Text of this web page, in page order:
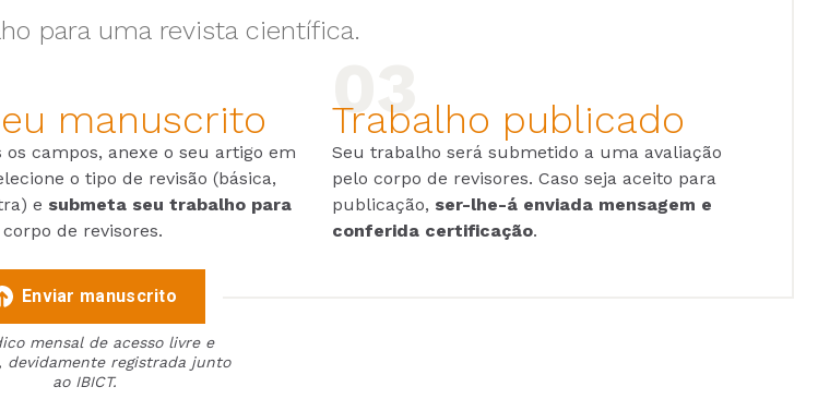
para uma revista científica.
manuscrito
os campos, anexe o seu artigo em
o tipo de revisão (básica,
e submeta seu trabalho para
de revisores.
Trabalho publicado
Seu trabalho será submetido a uma avaliação
pelo corpo de revisores. Caso seja aceito para
publicação, ser-lhe-á enviada mensagem e
conferida certificação.
Enviar manuscrito
mensal de acesso livre e
devidamente registrada junto
ao IBICT.